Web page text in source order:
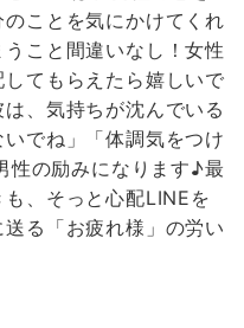
ことを気にかけてくれ
こと間違いなし！女性
てもらえたら嬉しいで
、気持ちが沈んでいる
でね」「体調気をつけ
性の励みになります♪最
、そっと心配LINEを
る「お疲れ様」の労い